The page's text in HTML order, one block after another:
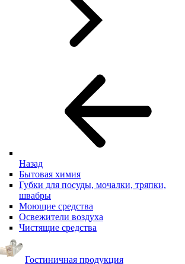
Назад
Бытовая химия
Губки для посуды, мочалки, тряпки,
швабры
Моющие средства
Освежители воздуха
Чистящие средства
Гостиничная продукция